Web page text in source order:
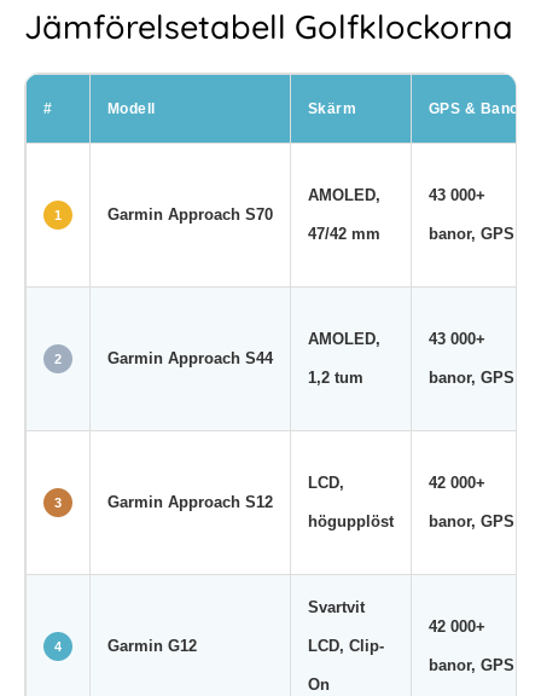
Jämförelsetabell Golfklockorna
# Modell Skärm GPS & Banor
1 Garmin Approach S70
AMOLED,
47/42 mm
43 000+
banor, GPS
2 Garmin Approach S44
AMOLED,
1,2 tum
43 000+
banor, GPS
3 Garmin Approach S12
LCD,
högupplöst
42 000+
banor, GPS
4 Garmin G12
Svartvit
LCD, Clip-
On
42 000+
banor, GPS